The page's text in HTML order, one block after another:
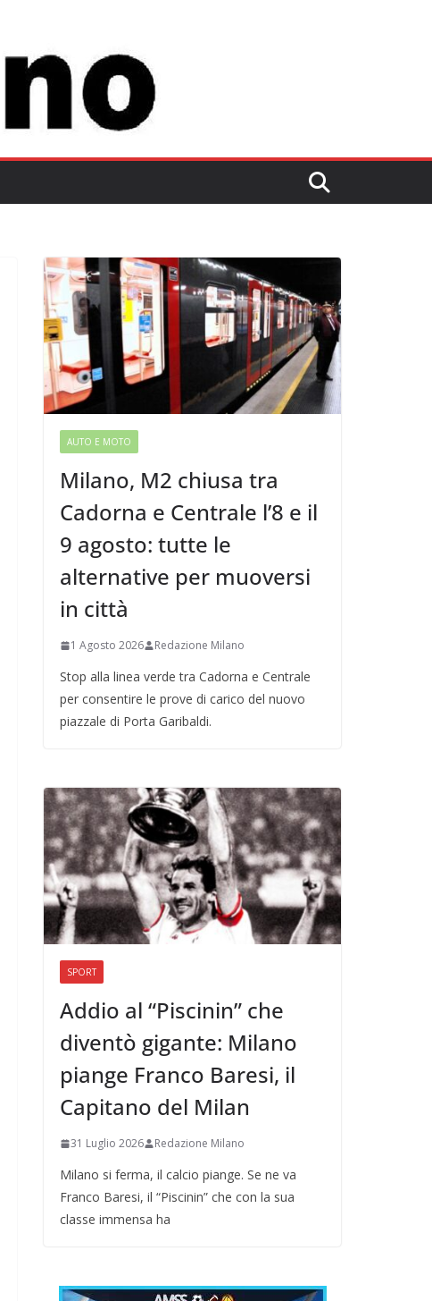
AUTO E MOTO
Milano, M2 chiusa tra
Cadorna e Centrale l’8 e il
9 agosto: tutte le
alternative per muoversi
in città
1 Agosto 2026 Redazione Milano
Stop alla linea verde tra Cadorna e Centrale
per consentire le prove di carico del nuovo
piazzale di Porta Garibaldi.
SPORT
Addio al “Piscinin” che
diventò gigante: Milano
piange Franco Baresi, il
Capitano del Milan
31 Luglio 2026 Redazione Milano
Milano si ferma, il calcio piange. Se ne va
Franco Baresi, il “Piscinin” che con la sua
classe immensa ha